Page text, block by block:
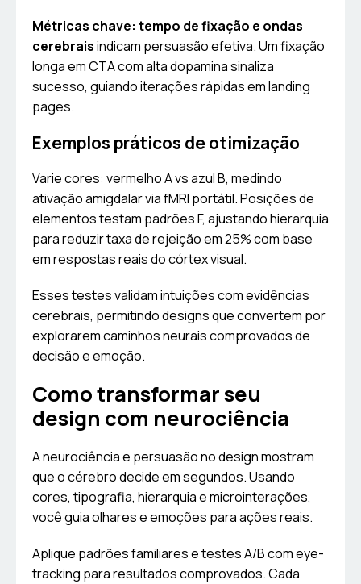
Métricas chave: tempo de fixação e ondas
cerebraisindicam persuasão efetiva. Um fixação
longa em CTA com alta dopamina sinaliza
sucesso, guiando iterações rápidas em landing
pages.
Exemplos práticos de otimização
Varie cores: vermelho A vs azul B, medindo
ativação amigdalar via fMRI portátil. Posições de
elementos testam padrões F, ajustando hierarquia
para reduzir taxa de rejeição em 25% com base
em respostas reais do córtex visual.
Esses testes validam intuições com evidências
cerebrais, permitindo designs que convertem por
explorarem caminhos neurais comprovados de
decisão e emoção.
Como transformar seu
design com neurociência
A neurociência e persuasão no design mostram
que o cérebro decide em segundos. Usando
cores, tipografia, hierarquia e microinterações,
você guia olhares e emoções para ações reais.
Aplique padrões familiares e testes A/B com eye-
tracking para resultados comprovados. Cada